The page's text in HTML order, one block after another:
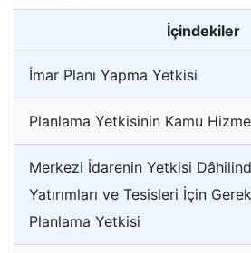
İçindekiler
İmar Planı Yapma Yetkisi
Planlama Yetkisinin Kamu
Merkezi İdarenin Yetkisi
Yatırımları ve Tesisleri İçin
Planlama Yetkisi